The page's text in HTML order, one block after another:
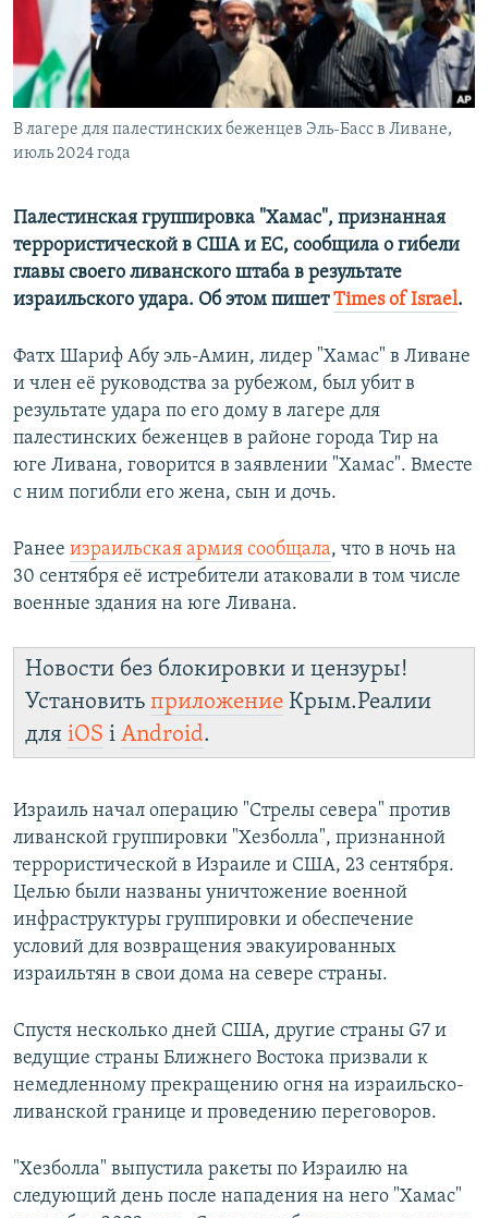
ПОБЕДИТЕЛЕЙ НЕ СУДЯТ?
КРЫМ.НЕПОКОРЕННЫЙ
ELIFBE
УКРАИНСКАЯ ПРОБЛЕМА КРЫМА
ПРИСОЕДИНЯЙТЕСЬ!
Все сайты RFE/RL
В лагере для палестинских беженцев Эль-Басс в Ливане,
июль 2024 года
Палестинская группировка "Хамас", признанная
террористической в США и ЕС, сообщила о гибели
главы своего ливанского штаба в результате
израильского удара. Об этом пишетTimes of Israel.
Фатх Шариф Абу эль-Амин, лидер "Хамас" в Ливане
и член её руководства за рубежом, был убит в
результате удара по его дому в лагере для
палестинских беженцев в районе города Тир на
юге Ливана, говорится в заявлении "Хамас". Вместе
с ним погибли его жена, сын и дочь.
Ранее израильская армия сообщала, что в ночь на
30 сентября её истребители атаковали в том числе
военные здания на юге Ливана.
Новости без блокировки и цензуры!
Установить приложение Крым.Реалии
для iOS і Android.
Израиль начал операцию "Стрелы севера" против
ливанской группировки "Хезболла", признанной
террористической в Израиле и США, 23 сентября.
Целью были названы уничтожение военной
инфраструктуры группировки и обеспечение
условий для возвращения эвакуированных
израильтян в свои дома на севере страны.
Спустя несколько дней США, другие страны G7 и
ведущие страны Ближнего Востока призвали к
немедленному прекращению огня на израильско-
ливанской границе и проведению переговоров.
"Хезболла" выпустила ракеты по Израилю на
следующий день после нападения на него "Хамас"